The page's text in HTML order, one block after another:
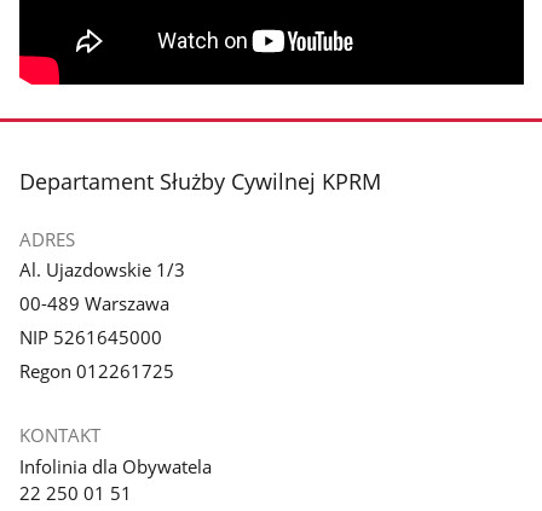
stopka
Departament Służby Cywilnej KPRM
ADRES
Al. Ujazdowskie 1/3
00-489 Warszawa
NIP 5261645000
Regon 012261725
KONTAKT
Infolinia dla Obywatela
22 250 01 51